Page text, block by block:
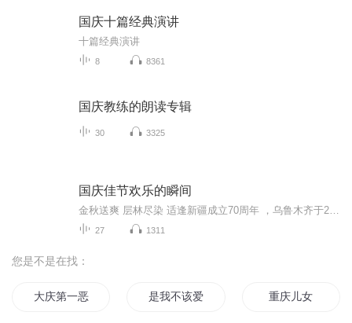
国庆十篇经典演讲
十篇经典演讲
8 8361
国庆教练的朗读专辑
30 3325
国庆佳节欢乐的瞬间
27 1311
您是不是在找：
大庆第一恶 是我不该爱你 重庆儿女